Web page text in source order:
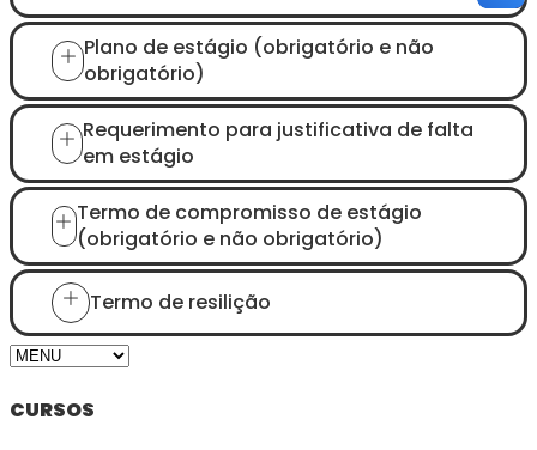
Plano de estágio (obrigatório e não
obrigatório)
Requerimento para justificativa de falta
em estágio
Termo de compromisso de estágio
(obrigatório e não obrigatório)
Termo de resilição
CURSOS